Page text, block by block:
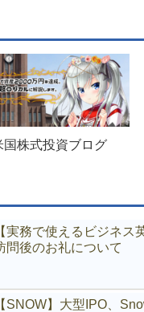
株式投資ブログ
【実務で使えるビジネス
問後のお礼について
【SNOW】大型IPO、